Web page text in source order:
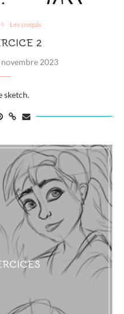
Les croquis
2
novembre 2023
sketch.